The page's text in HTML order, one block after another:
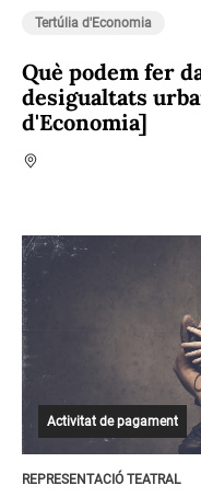
Tertúlia d'Economia
Què podem fer
desigualtats
d'Economia]
Activitat de pagament
REPRESENTACIÓ TEATRAL